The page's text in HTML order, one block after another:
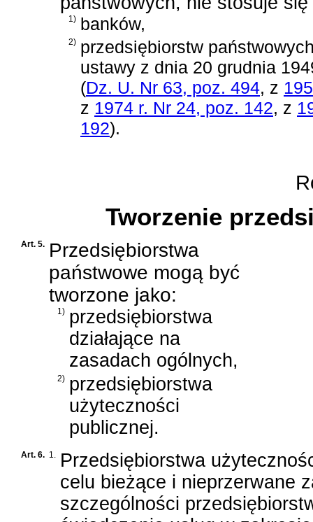
1) banków,
2) przedsiębiorstw
ustawy z dnia 20 grudnia
(Dz. U. Nr 63, poz. 494, z
z 1974 r. Nr 24, poz. 142, z
192).
Tworzenie
Art. 5. Przedsiębiorstwa
państwowe mogą być
tworzone jako:
1) przedsiębiorstwa
działające na
zasadach ogólnych,
2) przedsiębiorstwa
użyteczności
publicznej.
Art. 6. 1.
Przedsiębiorstwa
celu bieżące i nieprzerwane
szczególności